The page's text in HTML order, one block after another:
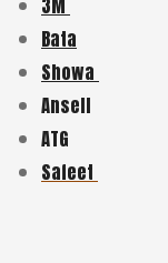
Bata
Showa
Ansell
ATG
Safeet